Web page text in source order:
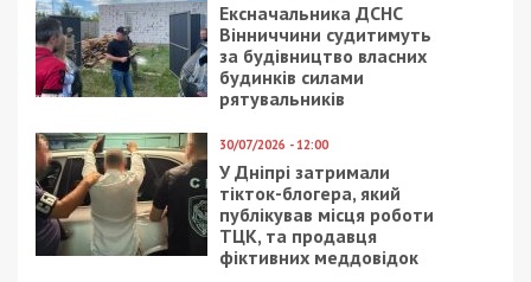
Ексначальника ДСНС
Вінниччини судитимуть
за будівництво власних
будинків силами
рятувальників
30/07/2026 - 12:00
У Дніпрі затримали
тікток-блогера, який
публікував місця роботи
ТЦК, та продавця
фіктивних меддовідок